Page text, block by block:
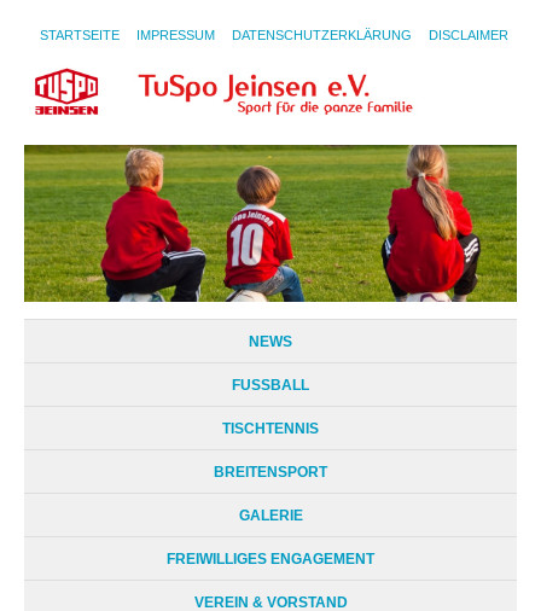
STARTSEITE IMPRESSUM DATENSCHUTZERKLÄRUNG DISCLAIMER
NEWS
FUSSBALL
TISCHTENNIS
BREITENSPORT
GALERIE
FREIWILLIGES ENGAGEMENT
VEREIN & VORSTAND